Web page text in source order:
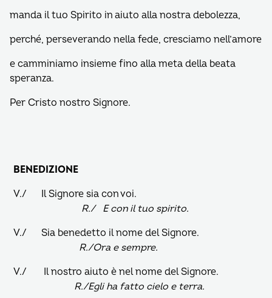
manda il tuo Spirito in aiuto alla nostra debolezza,
perché, perseverando nella fede, cresciamo nell’amore
e camminiamo insieme fino alla meta della beata
speranza.
Per Cristo nostro Signore.
BENEDIZIONE
V./ Il Signore sia con voi.
R./ E con il tuo spirito.
V./ Sia benedetto il nome del Signore.
R./Ora e sempre.
V./ Il nostro aiuto è nel nome del Signore.
R./Egli ha fatto cielo e terra.